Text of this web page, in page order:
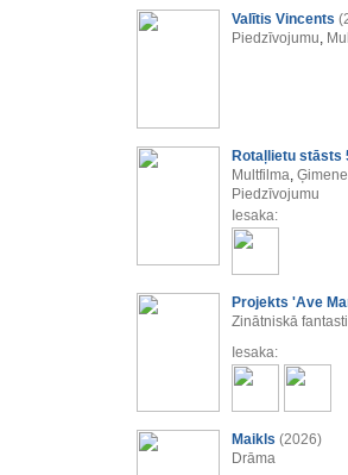
Valītis Vincents
Piedzīvojumu,
Rotaļlietu stāsts
Multfilma,
Piedzīvojumu
Iesaka:
Projekts 'Ave
Zinātniskā
Iesaka:
Maikls (2026)
Drāma